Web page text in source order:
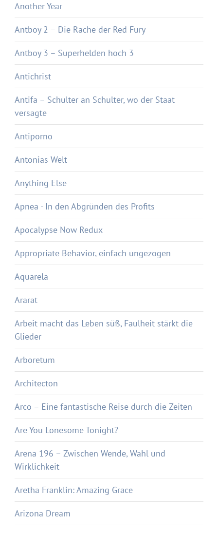
Another Year
Antboy 2 – Die Rache der Red Fury
Antboy 3 – Superhelden hoch 3
Antichrist
Antifa – Schulter an Schulter, wo der Staat
versagte
Antiporno
Antonias Welt
Anything Else
Apnea - In den Abgründen des Profits
Apocalypse Now Redux
Appropriate Behavior, einfach ungezogen
Aquarela
Ararat
Arbeit macht das Leben süß, Faulheit stärkt die
Glieder
Arboretum
Architecton
Arco – Eine fantastische Reise durch die Zeiten
Are You Lonesome Tonight?
Arena 196 – Zwischen Wende, Wahl und
Wirklichkeit
Aretha Franklin: Amazing Grace
Arizona Dream